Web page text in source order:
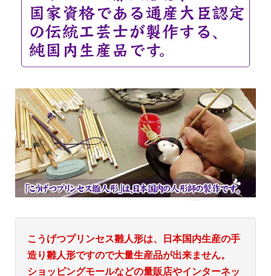
こうげつプリンセス雛人形は、日本国内生産の手
造り雛人形ですので大量生産品が出来ません。
ショッピングモールなどの量販店やインターネッ